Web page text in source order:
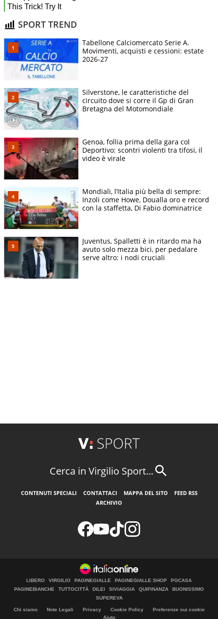
SPORT TREND
Tabellone Calciomercato Serie A.
Movimenti, acquisti e cessioni: estate
2026-27
Silverstone, le caratteristiche del
circuito dove si corre il Gp di Gran
Bretagna del Motomondiale
Genoa, follia prima della gara col
Deportivo: scontri violenti tra tifosi, il
video è virale
Mondiali, l’Italia più bella di sempre:
Inzoli come Howe, Doualla oro e record
con la staffetta, Di Fabio dominatrice
Juventus, Spalletti è in ritardo ma ha
avuto solo mezza bici, per pedalare
serve altro: i nodi cruciali
Cerca in Virgilio Sport...
CONTENUTI SPECIALI CONTATTACI MAPPA DEL SITO
FEED RSS
ARCHIVIO
LIBERO VIRGILIO PAGINEGIALLE PAGINEGIALLE SHOP
PGCASA
PAGINEBIANCHE
TUTTOCITTÀ DILEI SIVIAGGIA QUIFINANZA
BUONISSIMO
SUPEREVA
Chi siamo Note Legali Privacy Cookie Policy
Preferenze sui cookie
Aiuto